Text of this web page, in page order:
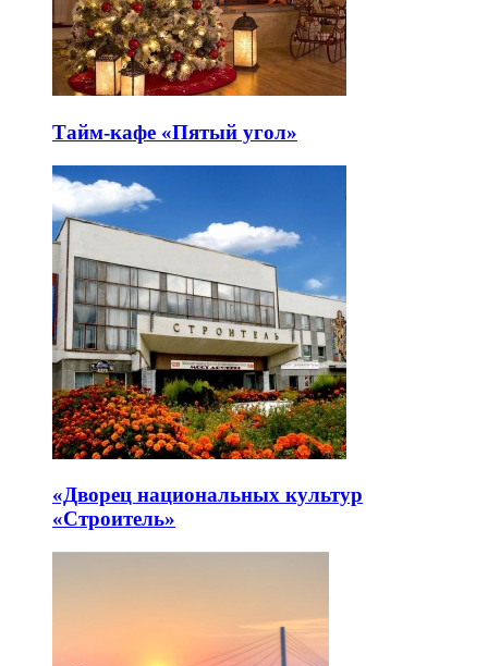
Тайм-кафе «Пятый угол»
«Дворец национальных культур
«Строитель»